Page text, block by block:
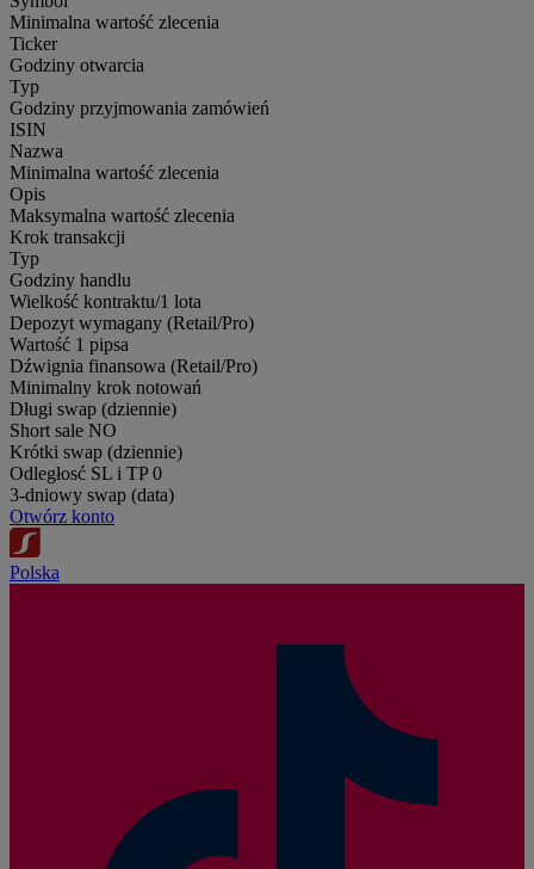
Minimalna wartość zlecenia
Ticker
Godziny otwarcia
Typ
Godziny przyjmowania zamówień
ISIN
Nazwa
Minimalna wartość zlecenia
Opis
Maksymalna wartość zlecenia
Krok transakcji
Typ
Godziny handlu
Wielkość kontraktu/1 lota
Depozyt wymagany (Retail/Pro)
Wartość 1 pipsa
Dźwignia finansowa (Retail/Pro)
Minimalny krok notowań
Długi swap (dziennie)
Short sale NO
Krótki swap (dziennie)
Odległosć SL i TP 0
3-dniowy swap (data)
Otwórz konto
Polska